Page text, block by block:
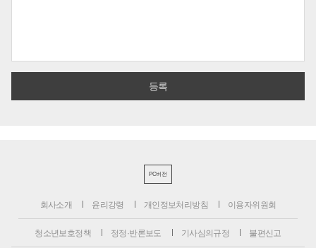
PC버전
회사소개 윤리강령 개인정보처리방침 이용자위원회
청소년보호정책 정정·반론보도 기사심의규정 불편신고